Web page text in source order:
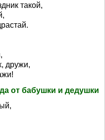
такой,
дружи,
от бабушки и дедушки